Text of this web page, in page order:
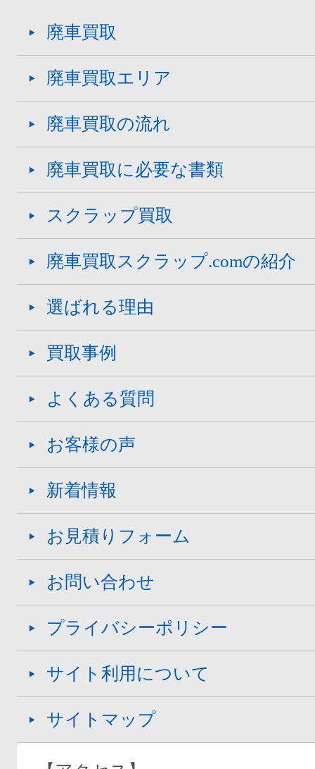
廃車買取
廃車買取エリア
廃車買取の流れ
廃車買取に必要な書類
スクラップ買取
廃車買取スクラップ.comの紹介
選ばれる理由
買取事例
よくある質問
お客様の声
新着情報
お見積りフォーム
お問い合わせ
プライバシーポリシー
サイト利用について
サイトマップ